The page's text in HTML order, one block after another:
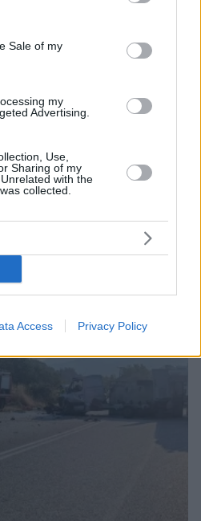
and its third-party tags to
purposes in below Google
Sale of my
my
Advertising.
Use,
Sharing of my
with the
collected.
Access Privacy Policy
που ζει 1,3 χιλιόμετρα
όσα γνωρίζαμε για τη
κυβερνάμε τον κόσμο»